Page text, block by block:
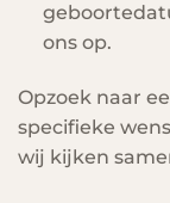
ons op.
Opzoek naar
specifieke
wij kijken